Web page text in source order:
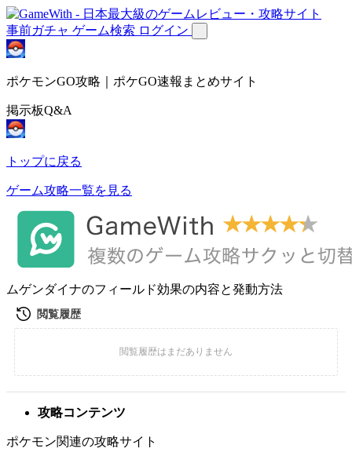
事前ガチャ ゲーム検索 ログイン
ポケモンGO攻略｜ポケGO速報まとめサイト
掲示板Q&A
トップに戻る
ゲーム攻略一覧を見る
ムゲンダイナのフィールド効果の内容と発動方法
攻略コンテンツ
ポケモン関連の攻略サイト